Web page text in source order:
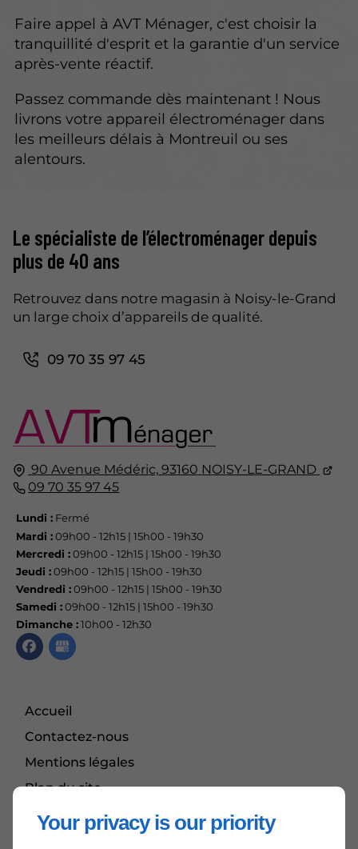
Your privacy is our priority
Faire appel à AVT Ménager, c'est choisir la
tranquillité d'esprit et la garantie d'un service
après-vente réactif.
Passez commande dès maintenant ! Nous
livrons votre appareil électroménager dans
les meilleurs délais à Montreuil ou ses
alentours.
90 Avenue Médéric, 93160 NOISY-LE-GRAND
09 70 35 97 45
Lundi : Fermé
Mardi :09h00 - 12h15 | 15h00 - 19h30
Mercredi :09h00 - 12h15 | 15h00 - 19h30
Jeudi :09h00 - 12h15 | 15h00 - 19h30
Vendredi :09h00 - 12h15 | 15h00 - 19h30
Samedi :09h00 - 12h15 | 15h00 - 19h30
Dimanche :10h00 - 12h30
Accueil
Contactez-nous
Mentions légales
Plan du site
Le spécialiste de l’électroménager depuis
plus de 40 ans
Retrouvez dans notre magasin à Noisy-le-Grand
un large choix d’appareils de qualité.
09 70 35 97 45